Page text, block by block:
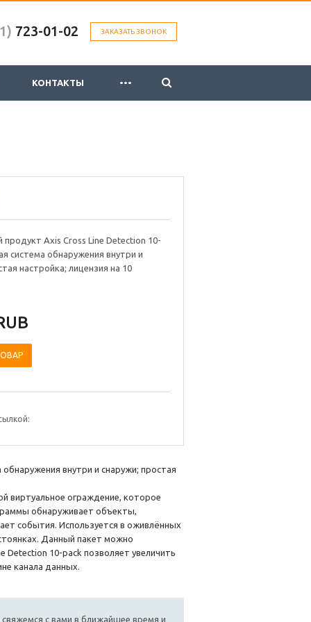
ЗАКАЗАТЬ ЗВОНОК
723-01-02
КОНТАКТЫ ...
Axis Cross Line Detection 10-
система обнаружения внутри и
настройка; лицензия на 10
внутри и снаружи; простая
виртуальное ограждение, которое
обнаруживает объекты,
события. Используется в оживлённых
Данный пакет можно
Detection 10-pack позволяет увеличить
канала данных.
с вами в ближайшее время и